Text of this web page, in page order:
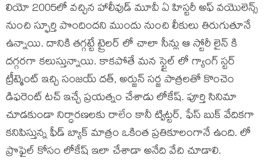
లియో 2005లో వచ్చిన హాలీవుడ్ మూవీ ఏ హిస్టరీ అఫ్ వయొలెన్స్
నుంచి స్ఫూర్తి పొందిందని ముందు నుంచి లీకులు తిరుగుతూనే
ఉన్నాయి. దానికి తగ్గట్టే ట్రైలర్ లో చాలా సీన్లు ఆ స్టోరీ లైన్ కి
దగ్గరగా కలుస్తున్నాయి. కాకపోతే మన స్టైల్ లో గ్యాంగ్ స్టర్
ట్రీట్మెంట్ ఇచ్చి సంజయ్ దత్, అర్జున్ సర్జ పాత్రలతో కొంచెం
డిఫరెంట్ టచ్ ఇచ్చే ప్రయత్నం చేశాడు లోకేష్. పూర్తి సినిమా
చూడకుండా నిర్ధారణలకు రాలేం కానీ ట్విట్టర్, ఫేస్ బుక్ వేదికగా
కనిపిస్తున్న ఫీడ్ బ్యాక్ మాత్రం ఒకింత ప్రతికూలంగానే ఉంది. లో
ప్రొఫైల్ కోసం లోకేష్ ఇలా చేశాడా అనేది వేచి చూడాలి.